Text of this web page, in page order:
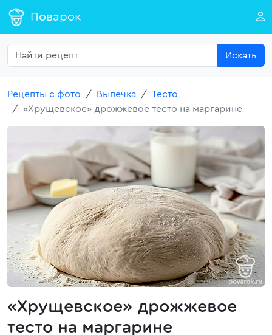
Поварок
Искать
Рецепты с фото Выпечка
Тесто
«Хрущевское» дрожжевое тесто на маргарине
«Хрущевское» дрожжевое
тесто на маргарине